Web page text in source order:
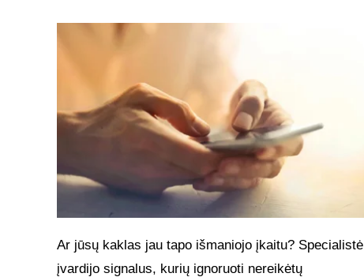
Ar jūsų kaklas jau tapo išmaniojo įkaitu? Specialistė
įvardijo signalus, kurių ignoruoti nereikėtų